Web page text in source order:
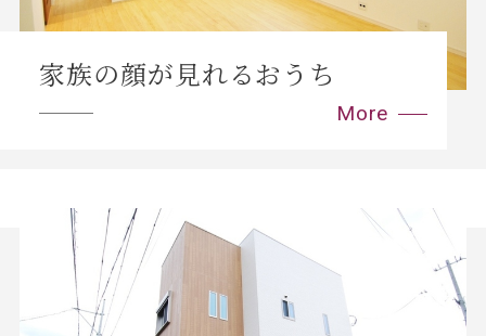
家族の顔が見れるおうち